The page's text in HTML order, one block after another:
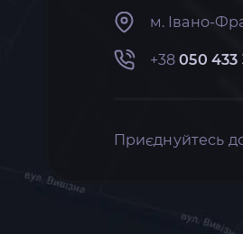
м. Івано-
+38050 433
Приєднуйтесь